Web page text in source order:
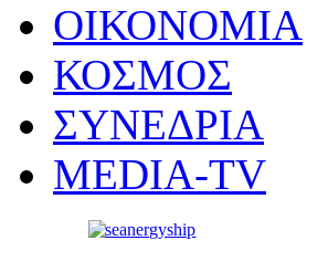
ΟΙΚΟΝΟΜΙΑ
ΚΟΣΜΟΣ
ΣΥΝΕΔΡΙΑ
MEDIA-TV